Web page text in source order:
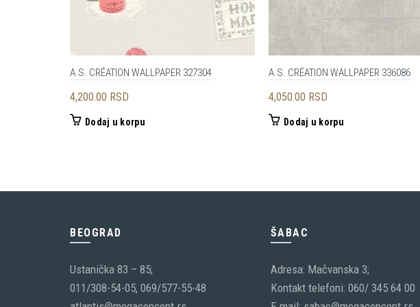
A.S. CRÉATION WALLPAPER 327304
4,200.00 RSD
Dodaj u korpu
A.S. CRÉATION WALLPAPER 336086
4,050.00 RSD
Dodaj u korpu
BEOGRAD
Ustanička 83 – 85;
011/308-54-05, 069/577-55-48
ŠABAC
Adresa: Mačvanska 3;
Kontakt telefoni: 060/ 345 64 00